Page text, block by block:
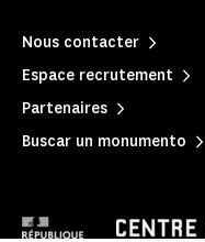
Nous contacter
Espace recrutement
Partenaires
Buscar un monumento